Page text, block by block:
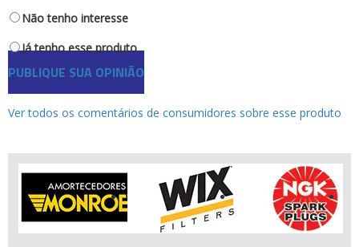
Motor
Ofertas
Produtos de limpeza
Refrigeração
Rodas e Pneus
Suspensão
Transmissão
Não tenho interesse
Já tenho esse produto
PUBLIQUE SUA OPINIÃO
Ver todos os comentários de consumidores sobre esse produto